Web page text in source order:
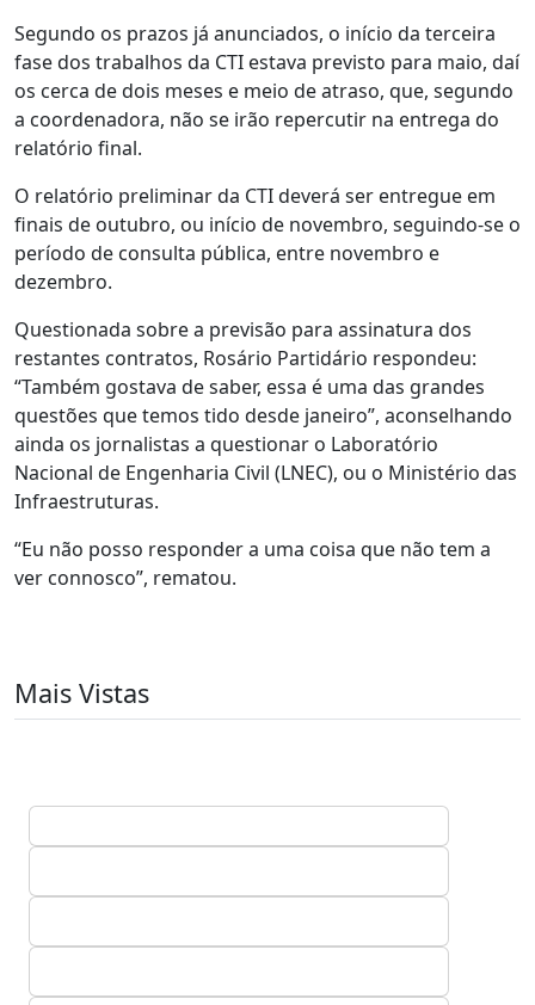
Segundo os prazos já anunciados, o início da terceira
fase dos trabalhos da CTI estava previsto para maio, daí
os cerca de dois meses e meio de atraso, que, segundo
a coordenadora, não se irão repercutir na entrega do
relatório final.
O relatório preliminar da CTI deverá ser entregue em
finais de outubro, ou início de novembro, seguindo-se o
período de consulta pública, entre novembro e
dezembro.
Questionada sobre a previsão para assinatura dos
restantes contratos, Rosário Partidário respondeu:
“Também gostava de saber, essa é uma das grandes
questões que temos tido desde janeiro”, aconselhando
ainda os jornalistas a questionar o Laboratório
Nacional de Engenharia Civil (LNEC), ou o Ministério das
Infraestruturas.
“Eu não posso responder a uma coisa que não tem a
ver connosco”, rematou.
Mais Vistas